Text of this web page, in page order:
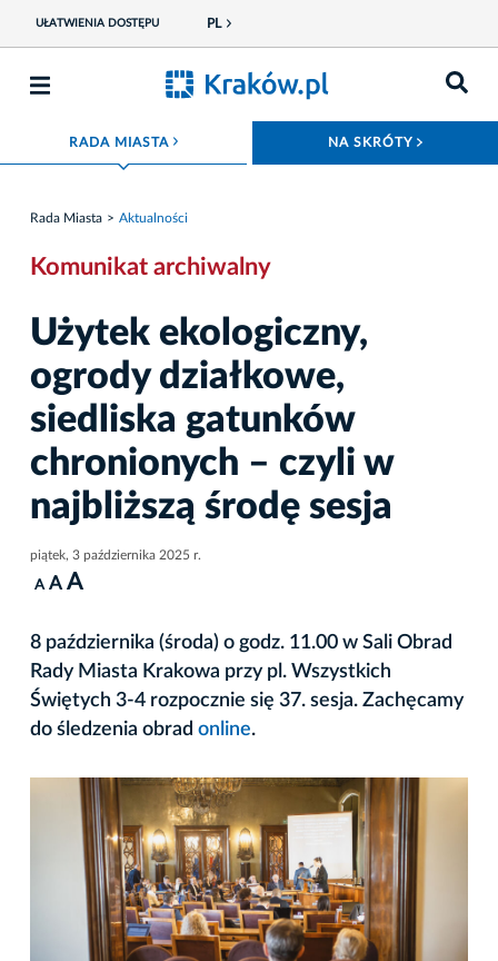
UŁATWIENIA DOSTĘPU PL
RADA MIASTAROZWIŃ MENU NA SKRÓTY
Rada Miasta Aktualności
Komunikat archiwalny
Użytek ekologiczny,
ogrody działkowe,
siedliska gatunków
chronionych – czyli w
najbliższą środę sesja
piątek, 3 października 2025 r.
A A A
8 października (środa) o godz. 11.00 w Sali Obrad
Rady Miasta Krakowa przy pl. Wszystkich
Świętych 3-4 rozpocznie się 37. sesja. Zachęcamy
do śledzenia obrad online.